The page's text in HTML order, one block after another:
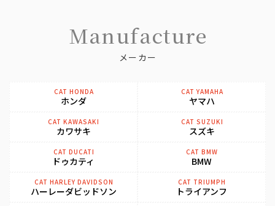
Manufacture
メーカー
CAT HONDA
ホンダ
CAT YAMAHA
ヤマハ
CAT KAWASAKI
カワサキ
CAT SUZUKI
スズキ
CAT DUCATI
ドゥカティ
CAT BMW
BMW
CAT HARLEY DAVIDSON
ハーレーダビッドソン
CAT TRIUMPH
トライアンフ